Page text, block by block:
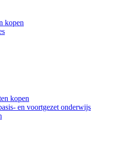
kopen
kopen
en voortgezet onderwijs